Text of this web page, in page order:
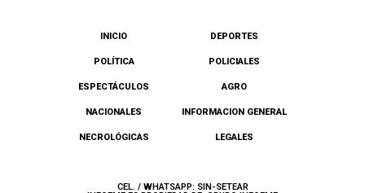
INICIO DEPORTES
POLÍTICA POLICIALES
ESPECTÁCULOS AGRO
NACIONALES INFORMACION GENERAL
NECROLÓGICAS LEGALES
CEL. / WHATSAPP: SIN-SETEAR